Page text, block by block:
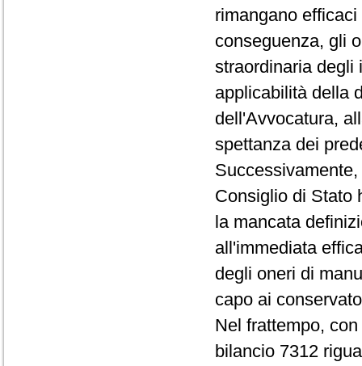
rimangano
conseguenza, gli
straordinaria degli
applicabilità della
dell'Avvocatura,
spettanza dei
Consiglio di Stato
la mancata
all'immediata
degli oneri di
capo ai
Nel frattempo,
bilancio 7312